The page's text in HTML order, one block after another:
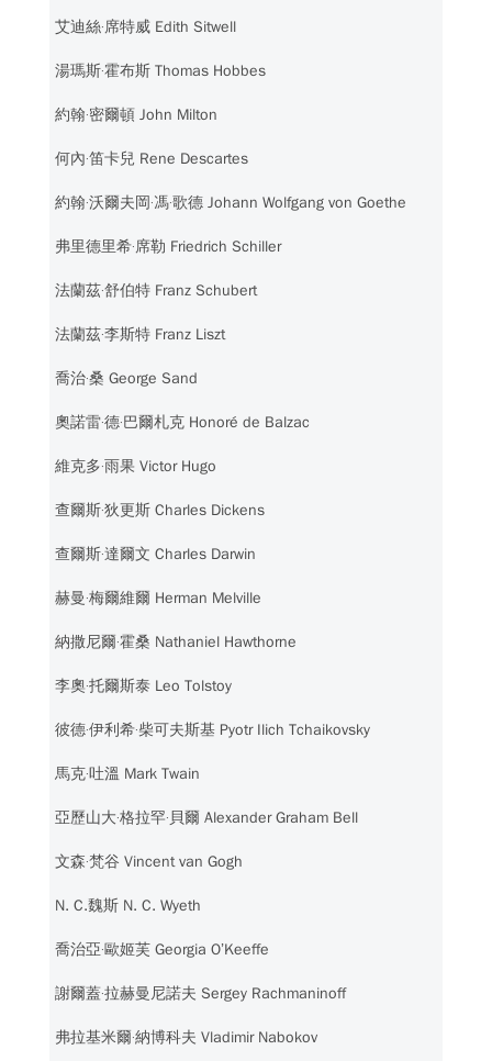
艾迪絲‧席特威 Edith Sitwell
湯瑪斯‧霍布斯 Thomas Hobbes
約翰‧密爾頓 John Milton
何內‧笛卡兒 Rene Descartes
約翰‧沃爾夫岡‧馮‧歌德 Johann Wolfgang von Goethe
弗里德里希‧席勒 Friedrich Schiller
法蘭茲‧舒伯特 Franz Schubert
法蘭茲‧李斯特 Franz Liszt
喬治‧桑 George Sand
奧諾雷‧德‧巴爾札克 Honoré de Balzac
維克多‧雨果 Victor Hugo
查爾斯‧狄更斯 Charles Dickens
查爾斯‧達爾文 Charles Darwin
赫曼‧梅爾維爾 Herman Melville
納撒尼爾‧霍桑 Nathaniel Hawthorne
李奧‧托爾斯泰 Leo Tolstoy
彼德‧伊利希‧柴可夫斯基 Pyotr Ilich Tchaikovsky
馬克‧吐溫 Mark Twain
亞歷山大‧格拉罕‧貝爾 Alexander Graham Bell
文森‧梵谷 Vincent van Gogh
N. C.魏斯 N. C. Wyeth
喬治亞‧歐姬芙 Georgia O’Keeffe
謝爾蓋‧拉赫曼尼諾夫 Sergey Rachmaninoff
弗拉基米爾‧納博科夫 Vladimir Nabokov